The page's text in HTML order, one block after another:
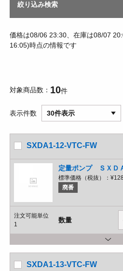
絞り込み検索
価格は08/06 23:30、在庫は08/07
16:05)時点の情報です
対象商品数 10件
表示件数 30件表示
SXDA1-12-VTC-FW
定量ポンプ ＳＸＤ
標準価格（税抜）：
廃番
注文可能単位
1
数量
SXDA1-13-VTC-FW